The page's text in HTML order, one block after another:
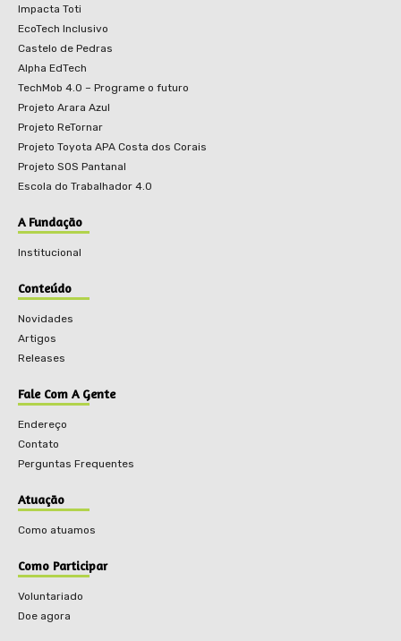
Impacta Toti
EcoTech Inclusivo
Castelo de Pedras
Alpha EdTech
TechMob 4.0 – Programe o futuro
Projeto Arara Azul
Projeto ReTornar
Projeto Toyota APA Costa dos Corais
Projeto SOS Pantanal
Escola do Trabalhador 4.0
A Fundação
Institucional
Conteúdo
Novidades
Artigos
Releases
Fale Com A Gente
Endereço
Contato
Perguntas Frequentes
Atuação
Como atuamos
Como Participar
Voluntariado
Doe agora